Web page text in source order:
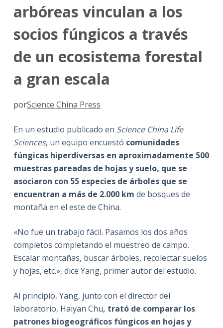
arbóreas vinculan a los
socios fúngicos a través
de un ecosistema forestal
a gran escala
porScience China Press
En un estudio publicado en Science China Life
Sciences, un equipo encuestó comunidades
fúngicas hiperdiversas en aproximadamente 500
muestras pareadas de hojas y suelo, que se
asociaron con 55 especies de árboles que se
encuentran a más de 2.000 km de bosques de
montaña en el este de China.
«No fue un trabajo fácil. Pasamos los dos años
completos completando el muestreo de campo.
Escalar montañas, buscar árboles, recolectar suelos
y hojas, etc.», dice Yang, primer autor del estudio.
Al principio, Yang, junto con el director del
laboratorio, Haiyan Chu, trató de comparar los
patrones biogeográficos fúngicos en hojas y